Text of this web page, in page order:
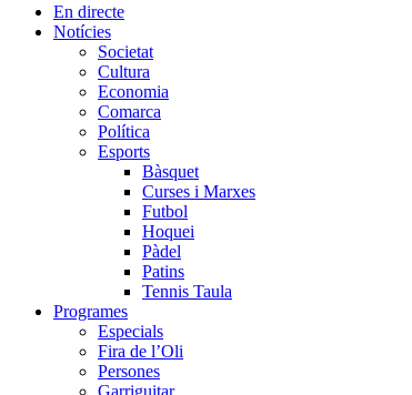
En directe
Notícies
Societat
Cultura
Economia
Comarca
Política
Esports
Bàsquet
Curses i Marxes
Futbol
Hoquei
Pàdel
Patins
Tennis Taula
Programes
Especials
Fira de l’Oli
Persones
Garriguitar